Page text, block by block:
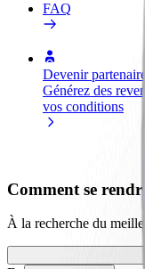
FAQ
Devenir
Générez des
vos conditions
Comment se
À la recherche du